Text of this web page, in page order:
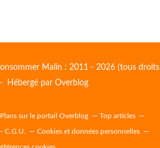
Malin : 2011 - 2026 (tous droits
Hébergé par Overblog
sur le portail Overblog Top articles
C.G.U. Cookies et données personnelles